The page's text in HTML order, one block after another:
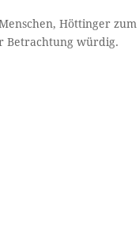
Höttinger
Betrachtung würdig.